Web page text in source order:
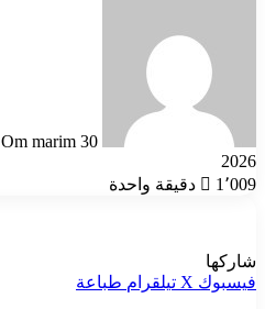
Om marim 30 مايو، 2026
2026
1٬009
دقيقة واحدة
شاركها
فيسبوك ‫X تيلقرام طباعة